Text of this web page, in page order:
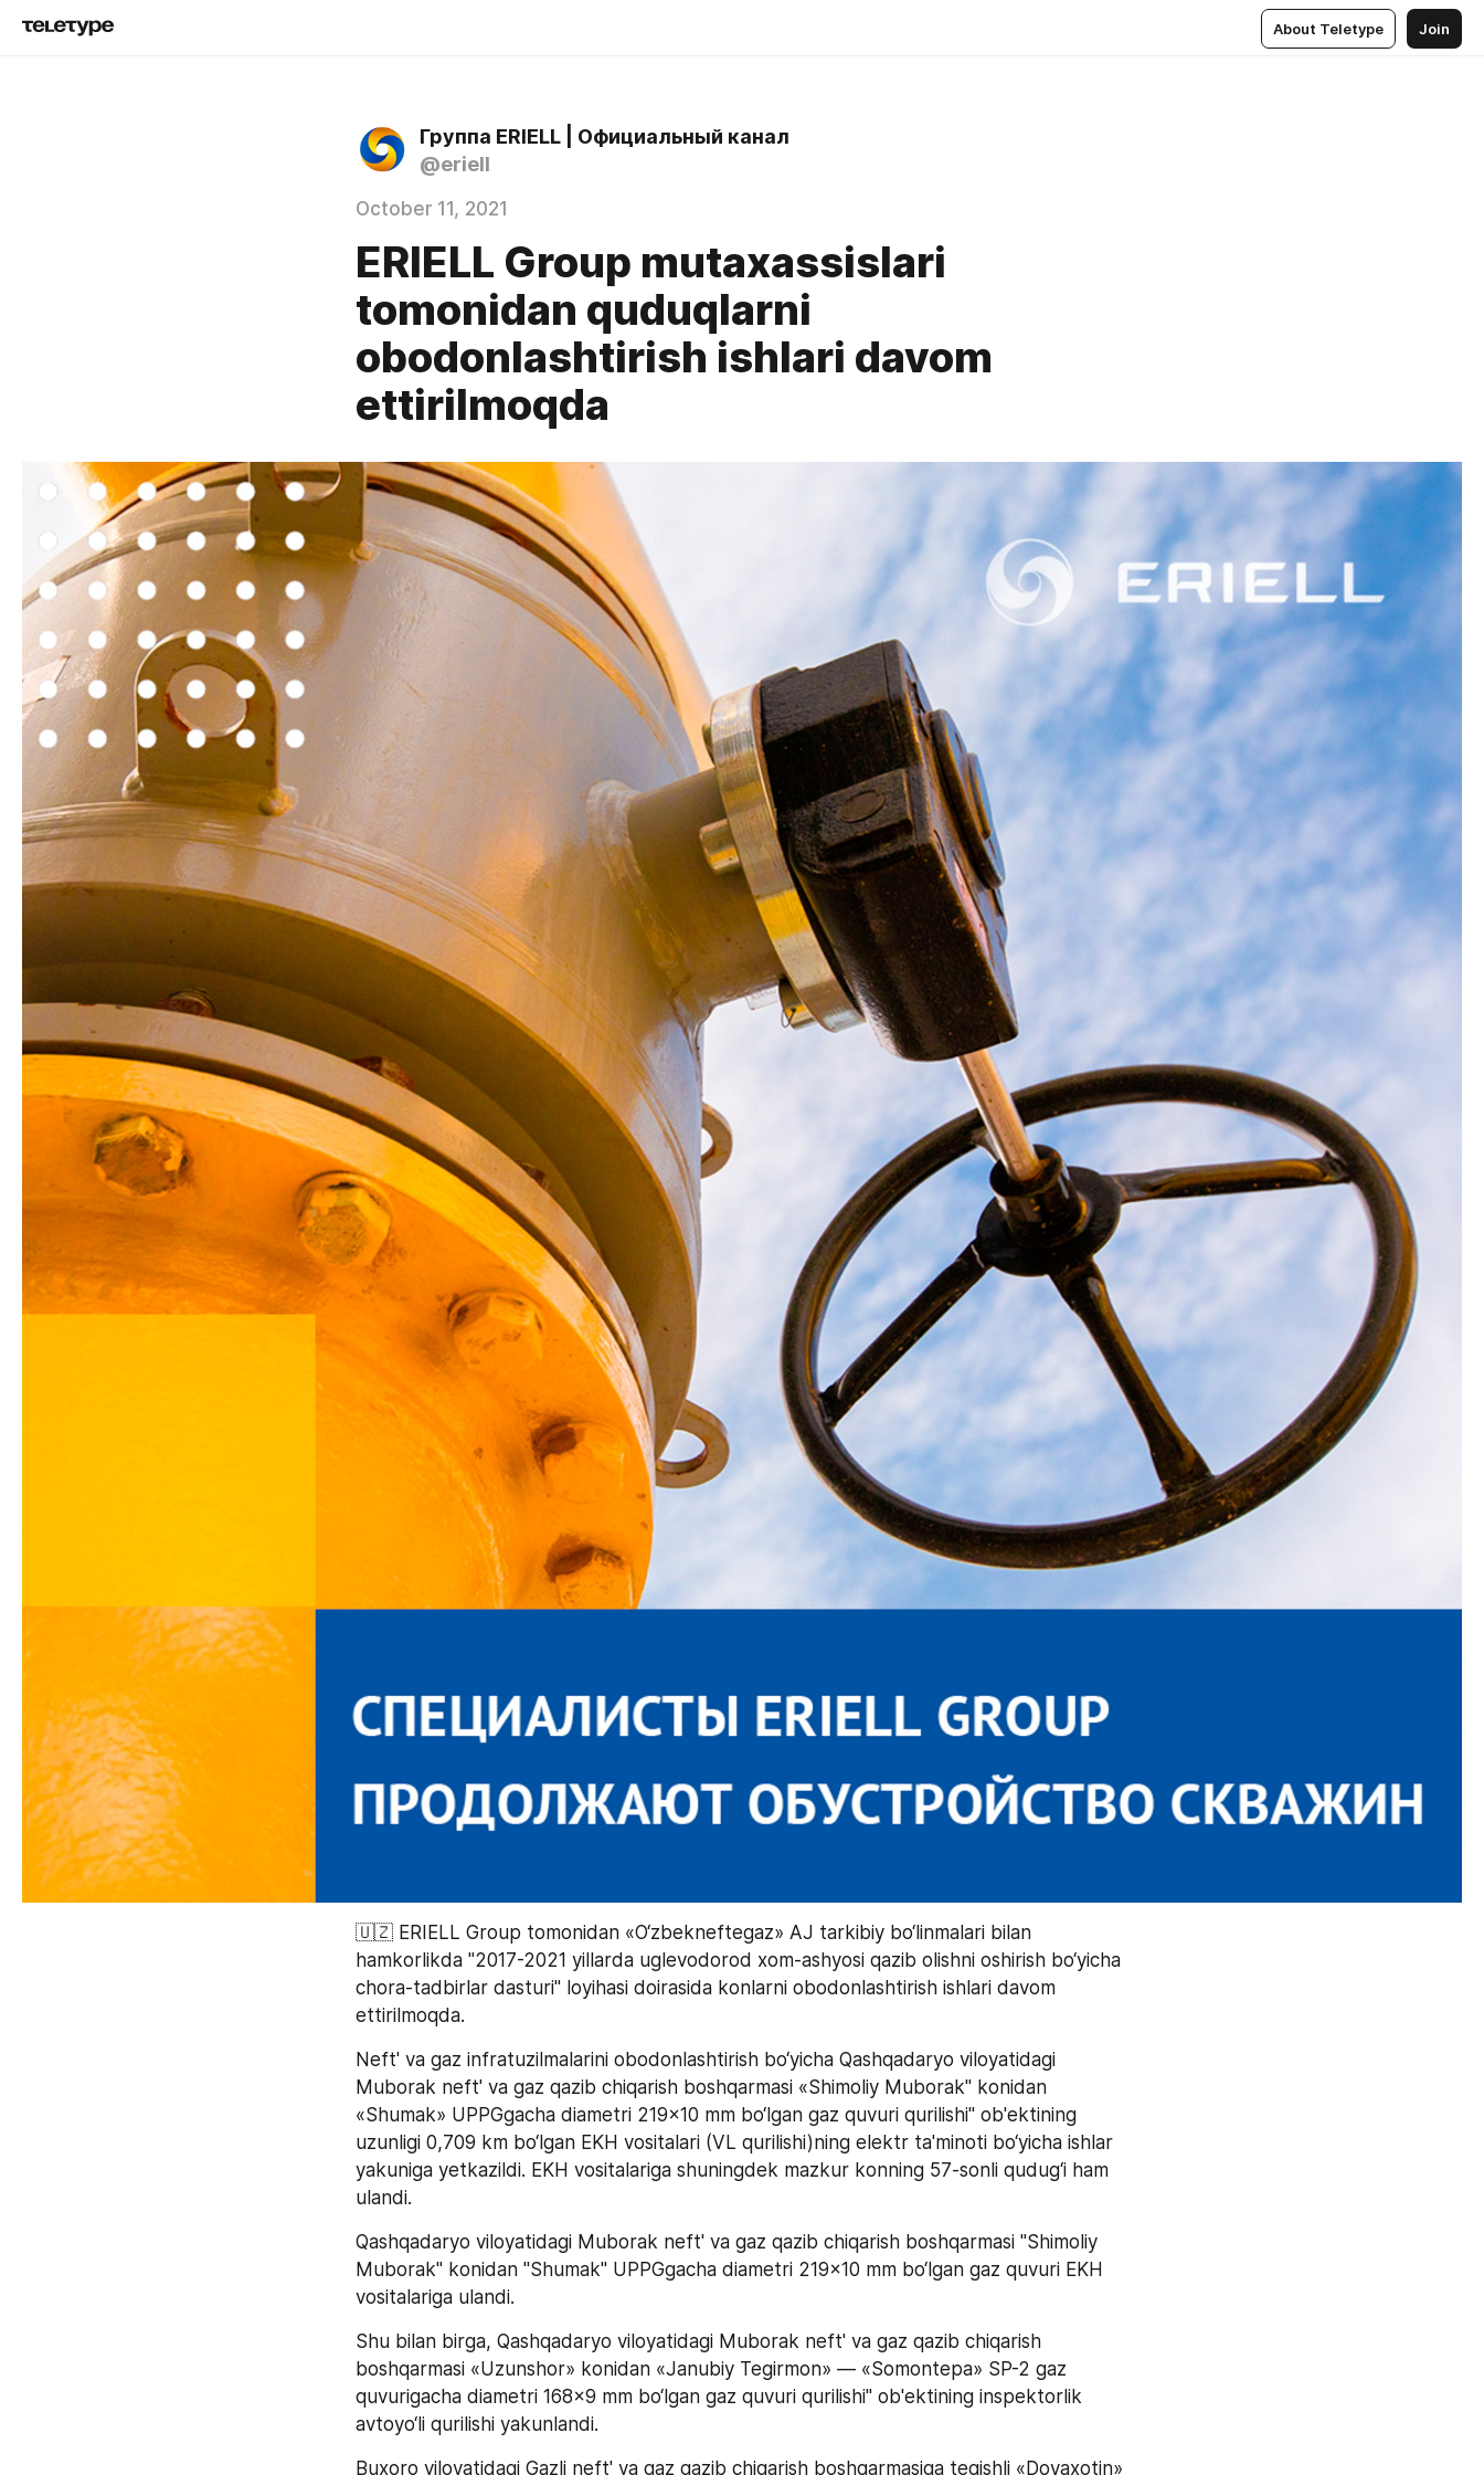
About Teletype Join
Группа ERIELL | Официальный канал
@eriell
October 11, 2021
ERIELL Group mutaxassislari
tomonidan quduqlarni
obodonlashtirish ishlari davom
ettirilmoqda
🇺🇿 ERIELL Group tomonidan «O‘zbekneftegaz» AJ tarkibiy bo‘linmalari bilan
hamkorlikda "2017-2021 yillarda uglevodorod xom-ashyosi qazib olishni oshirish bo‘yicha
chora-tadbirlar dasturi" loyihasi doirasida konlarni obodonlashtirish ishlari davom
ettirilmoqda.
Neft' va gaz infratuzilmalarini obodonlashtirish bo‘yicha Qashqadaryo viloyatidagi
Muborak neft' va gaz qazib chiqarish boshqarmasi «Shimoliy Muborak" konidan
«Shumak» UPPGgacha diametri 219x10 mm bo‘lgan gaz quvuri qurilishi" ob'ektining
uzunligi 0,709 km bo‘lgan EKH vositalari (VL qurilishi)ning elektr ta'minoti bo‘yicha ishlar
yakuniga yetkazildi. EKH vositalariga shuningdek mazkur konning 57-sonli qudug‘i ham
ulandi.
Qashqadaryo viloyatidagi Muborak neft' va gaz qazib chiqarish boshqarmasi "Shimoliy
Muborak" konidan "Shumak" UPPGgacha diametri 219x10 mm bo‘lgan gaz quvuri EKH
vositalariga ulandi.
Shu bilan birga, Qashqadaryo viloyatidagi Muborak neft' va gaz qazib chiqarish
boshqarmasi «Uzunshor» konidan «Janubiy Tegirmon» — «Somontepa» SP-2 gaz
quvurigacha diametri 168x9 mm bo‘lgan gaz quvuri qurilishi" ob'ektining inspektorlik
avtoyo‘li qurilishi yakunlandi.
Buxoro viloyatidagi Gazli neft' va gaz qazib chiqarish boshqarmasiga tegishli «Doyaxotin»